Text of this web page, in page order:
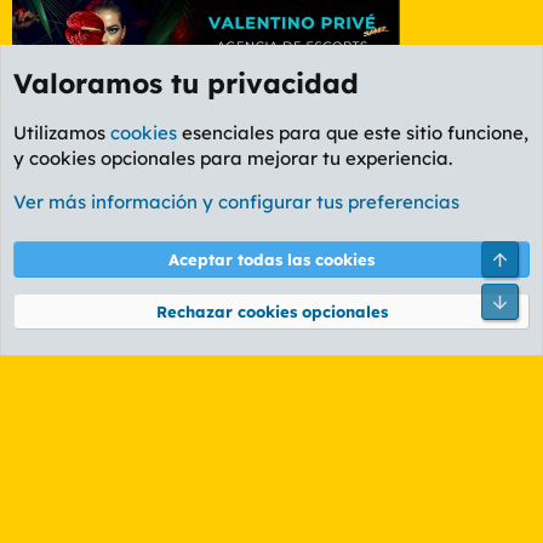
Foro General
Cookies
PL OLDSTYLE AMARILLO
Términos y reglas Política de privacidad Ayuda
Community platform by XenForo® © 2010-2026 XenForo Ltd.
Valoramos tu privacidad
Utilizamos cookies esenciales para que este sitio funcione,
y cookies opcionales para mejorar tu experiencia.
Ver más información y configurar tus preferencias
Aceptar todas las cookies
Rechazar cookies opcionales
Pie